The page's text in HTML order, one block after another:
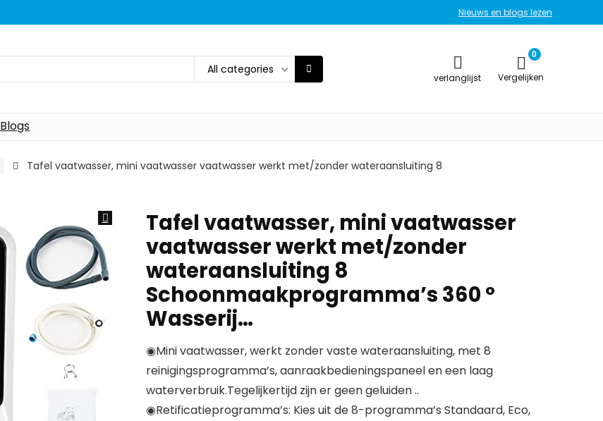
Nieuws en blogs lezen
All categories
verlanglijst
0
Vergelijken
Blogs
Tafel vaatwasser, mini vaatwasser vaatwasser werkt met/zonder wateraansluiting 8
Tafel vaatwasser, mini vaatwasser
vaatwasser werkt met/zonder
wateraansluiting 8
Schoonmaakprogramma’s 360 °
Wasserij…
◉Mini vaatwasser, werkt zonder vaste wateraansluiting, met 8
reinigingsprogramma’s, aanraakbedieningspaneel en een laag
waterverbruik.Tegelijkertijd zijn er geen geluiden ..
◉Retificatieprogramma’s: Kies uit de 8-programma’s Standaard, Eco,